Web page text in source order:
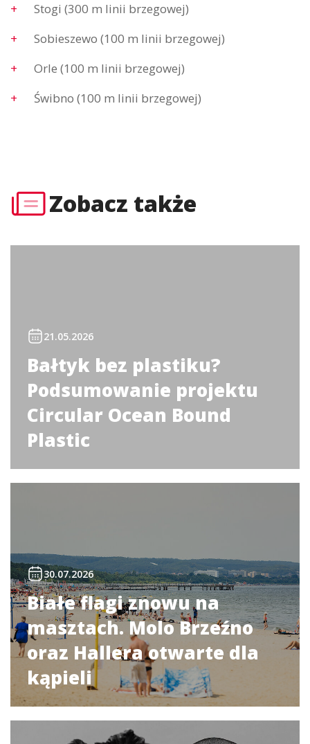
Stogi (300 m linii brzegowej)
Sobieszewo (100 m linii brzegowej)
Orle (100 m linii brzegowej)
Świbno (100 m linii brzegowej)
Zobacz także
21.05.2026
Bałtyk bez plastiku?
Podsumowanie projektu
Circular Ocean Bound
Plastic
30.07.2026
Białe flagi znowu na
masztach. Molo Brzeźno
oraz Hallera otwarte dla
kąpieli